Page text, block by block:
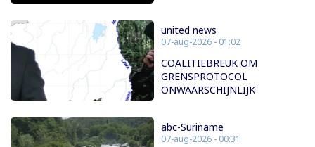
united news
07-aug-2026 - 01:02
COALITIEBREUK OM
GRENSPROTOCOL
ONWAARSCHIJNLIJK
abc-Suriname
07-aug-2026 - 00:31